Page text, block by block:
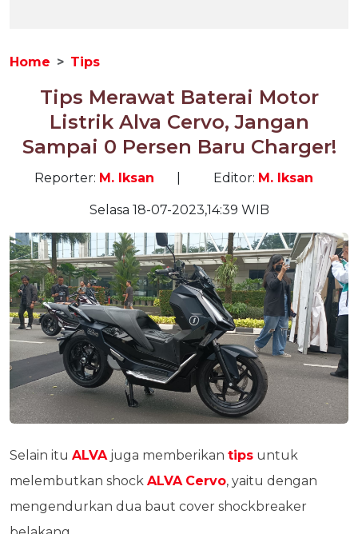
Home Tips
Tips Merawat Baterai Motor
Listrik Alva Cervo, Jangan
Sampai 0 Persen Baru Charger!
Reporter: M. Iksan Editor: M. Iksan
Selasa 18-07-2023,14:39 WIB
Selain itu ALVA juga memberikan tips untuk
melembutkan shock ALVA Cervo, yaitu dengan
mengendurkan dua baut cover shockbreaker